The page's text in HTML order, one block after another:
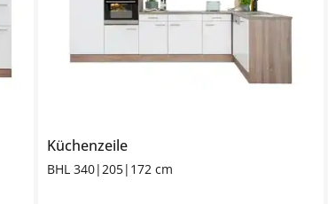
Küchenzeile
BHL 340|205|172 cm